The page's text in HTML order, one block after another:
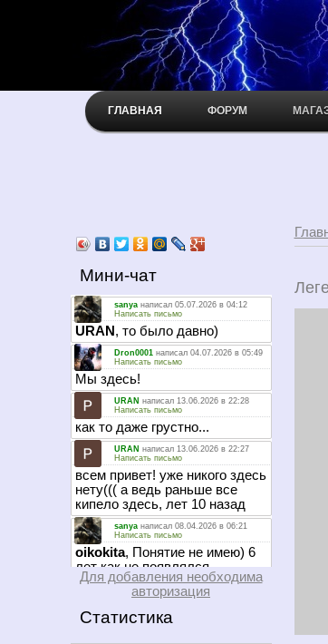
ГЛАВНАЯ ФОРУМ
Мини-чат
Для добавления необходима
авторизация
Статистика